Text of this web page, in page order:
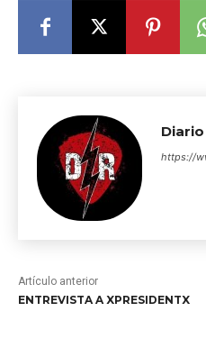
https://
Artículo anterior
ENTREVISTA A XPRESIDENTX